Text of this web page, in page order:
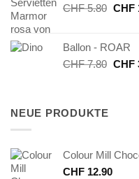
CHF5.80
CHF
CHF
Ballon - ROAR
CHF7.80 CHF
NEUE PRODUKTE
Colour Mill
CHF 12.90